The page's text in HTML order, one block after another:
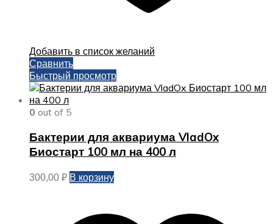
Добавить в список желаний
Сравнить
Быстрый просмотр
0 out of 5
Бактерии для аквариума VladOx
Биостарт 100 мл на 400 л
300,00 ₽ В корзину